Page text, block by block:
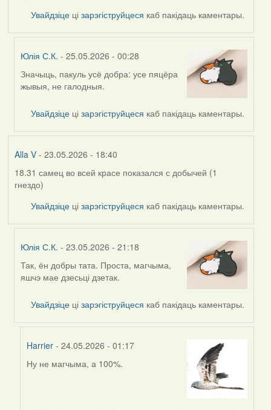
Увайдзіце цізарэгіструйцеся каб пакідаць каментары.
Юлія С.К. - 25.05.2026 - 00:28
In
reply
Значыць, пакуль усё добра: усе пяцёра
жывыя, не галодныя.
Увайдзіце цізарэгіструйцеся каб пакідаць каментары.
Alla V- 23.05.2026 - 18:40
18.31 самец во всей красе показался с добычей (1
гнездо)
Увайдзіце цізарэгіструйцеся каб пакідаць каментары.
Юлія С.К. - 23.05.2026 - 21:18
In
reply
V
Так, ён добры тата. Проста, магчыма,
яшчэ мае дзесьці дзетак.
Увайдзіце цізарэгіструйцеся каб пакідаць каментары.
Harrier - 24.05.2026 - 01:17
In
Ну не магчыма, а 100%.